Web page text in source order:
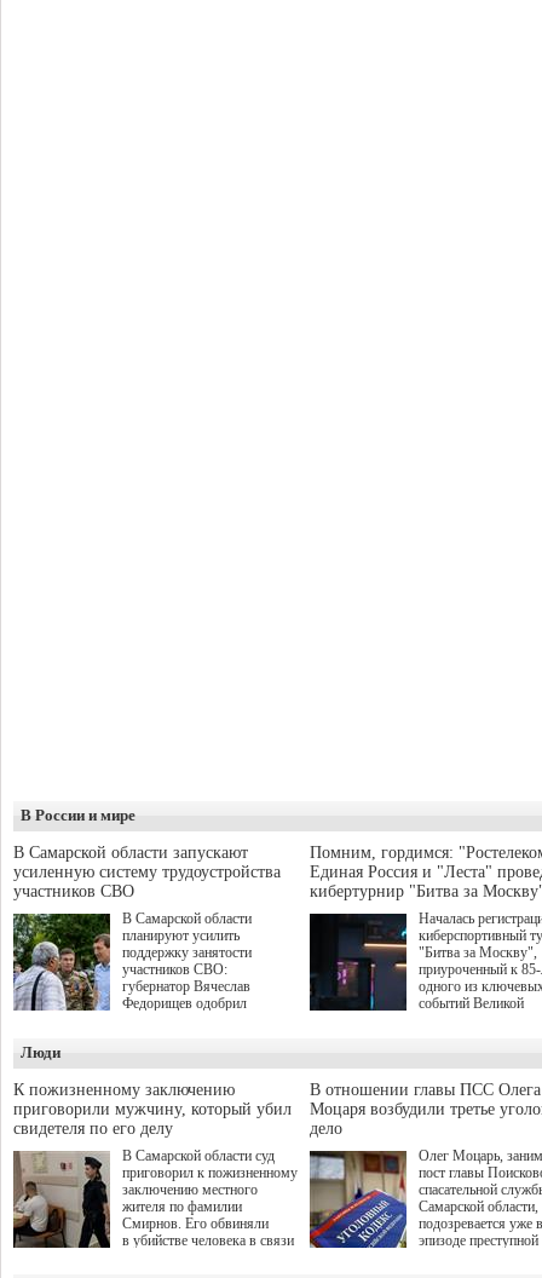
В России и мире
В Самарской области запускают
усиленную систему трудоустройства
участников СВО
В Самарской области
планируют усилить
поддержку занятости
участников СВО:
губернатор Вячеслав
Федорищев одобрил
Живайкина, направленные
на трудоустройство и более
спокойную адаптацию к
мирной жизни.
Помним, гордимся:
Единая Россия и "Леста"
кибертурнир "Битва за
Началась
киберспортивный
"Битва за Москву",
приуроченный к
одного из
событий Великой
игре "Мир танков"
выступили
партия "Единая
игровая студия
Люди
К пожизненному заключению
приговорили мужчину, который убил
свидетеля по его делу
В Самарской области суд
приговорил к пожизненному
заключению местного
жителя по фамилии
Смирнов. Его обвиняли
в убийстве человека в связи
В отношении главы ПСС Олега
Моцаря возбудили третье
дело
Олег Моцарь,
пост главы
спасательной
Самарской области,
подозревается уже
эпизоде преступной